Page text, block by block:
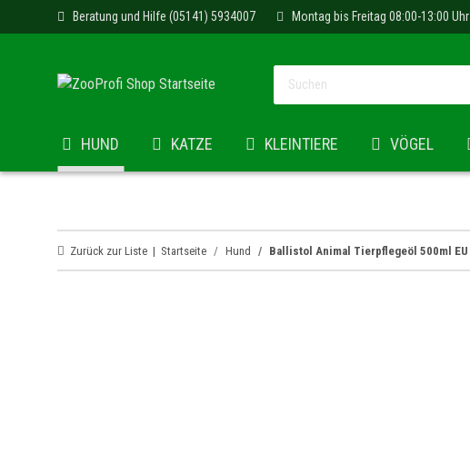
Beratung und Hilfe (05141) 5934007 Montag bis Freitag 08:00-13:00 Uhr
HUND KATZE KLEINTIERE VÖGEL
Zurück zur Liste Startseite Hund Ballistol Animal Tierpflegeöl 500ml EU